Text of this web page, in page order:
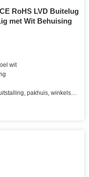
RoHS LVD Buitelug
met Wit Behuising
wit
pakhuis,